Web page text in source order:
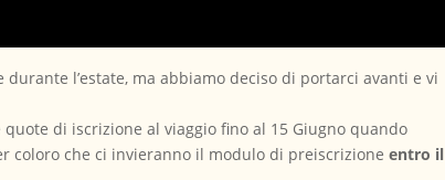
l’estate, ma abbiamo deciso di portarci avanti e vi
di iscrizione al viaggio fino al 15 Giugno quando
coloro che ci invieranno il modulo di preiscrizione entro il